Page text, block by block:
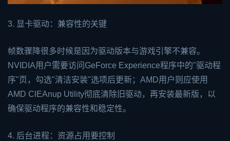
3. 显卡驱动：兼容性的关键
帧数骤降很多时候是因为驱动版本与游戏引擎不兼容。
NVIDIA用户需要访问GeForce Experience程序中的"驱动程
序"页，勾选"清洁安装"选项后更新；AMD用户则应使用
AMD Cl EAnup Utility彻底清除旧驱动，再安装最新版，以
确保驱动程序的兼容性和稳定性。
4. 后台进程：资源占用要控制